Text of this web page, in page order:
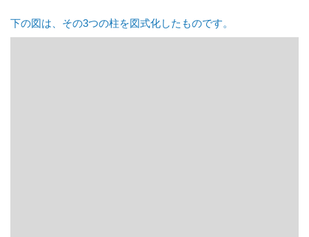
下の図は、その3つの柱を図式化したものです。